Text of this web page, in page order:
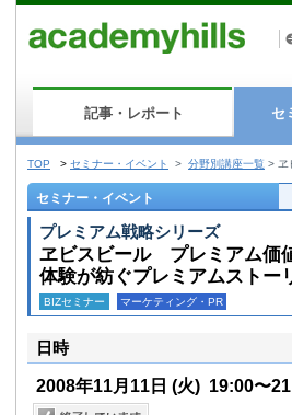
記事・レポート セ
TOP > セミナー・イベント > 分野別講座一覧 > ヱ
セミナー・イベント
プレミアム戦略シリーズ
ヱビスビール プレミアム価
体験が紡ぐプレミアムストー
BIZセミナー マーケティング・PR
日時
2008年11月11日 (火) 19:00〜